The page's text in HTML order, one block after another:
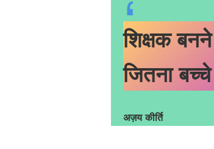
शिक्षक
जितना
अज़य कीर्ति